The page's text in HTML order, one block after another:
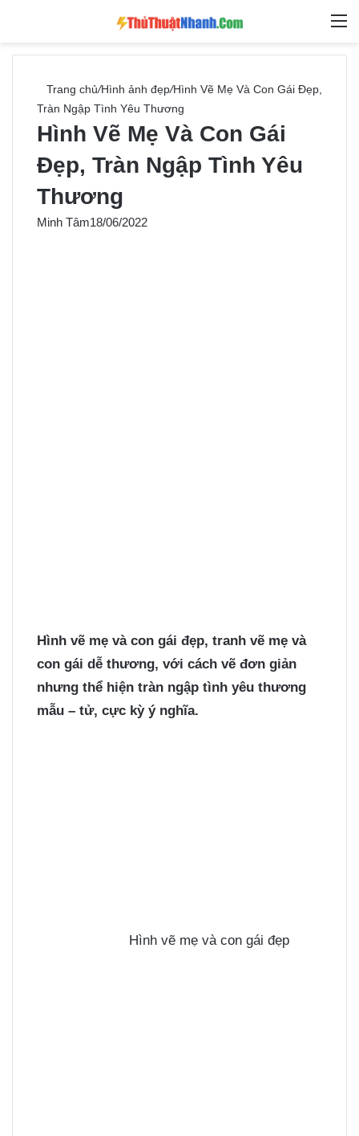
Tìm
Trang chủ/Hình ảnh đẹp/Hình Vẽ Mẹ Và Con Gái Đẹp,
Tràn Ngập Tình Yêu Thương
Hình Vẽ Mẹ Và Con Gái
Đẹp, Tràn Ngập Tình Yêu
Thương
Minh Tâm18/06/2022
Hình vẽ mẹ và con gái đẹp, tranh vẽ mẹ và
con gái dễ thương, với cách vẽ đơn giản
nhưng thể hiện tràn ngập tình yêu thương
mẫu – tử, cực kỳ ý nghĩa.
Hình vẽ mẹ và con gái đẹp